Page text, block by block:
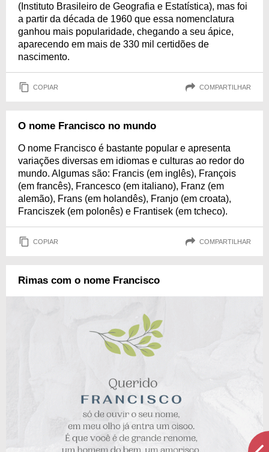
(Instituto Brasileiro de Geografia e Estatística), mas foi
a partir da década de 1960 que essa nomenclatura
ganhou mais popularidade, chegando a seu ápice,
aparecendo em mais de 330 mil certidões de
nascimento.
COPIAR COMPARTILHAR
O nome Francisco no mundo
O nome Francisco é bastante popular e apresenta
variações diversas em idiomas e culturas ao redor do
mundo. Algumas são: Francis (em inglês), François
(em francês), Francesco (em italiano), Franz (em
alemão), Frans (em holandês), Franjo (em croata),
Franciszek (em polonês) e Frantisek (em tcheco).
COPIAR COMPARTILHAR
Rimas com o nome Francisco